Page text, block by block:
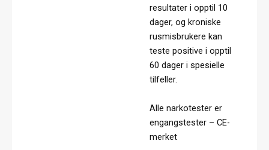
resultater i opptil 10
dager, og kroniske
rusmisbrukere kan
teste positive i opptil
60 dager i spesielle
tilfeller.
Alle narkotester er
engangstester – CE-
merket